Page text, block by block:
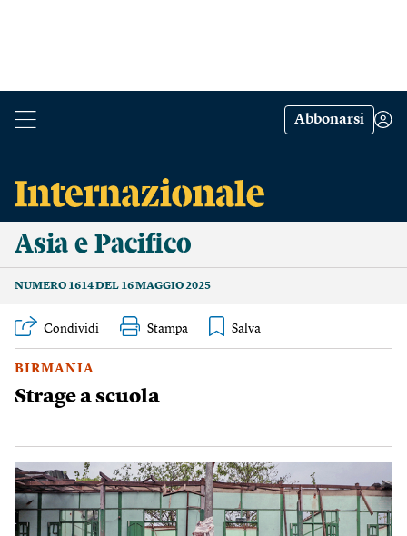
Abbonarsi
Asia e Pacifico
NUMERO 1614 DEL 16 MAGGIO 2025
Condividi Stampa
BIRMANIA
Strage a scuola